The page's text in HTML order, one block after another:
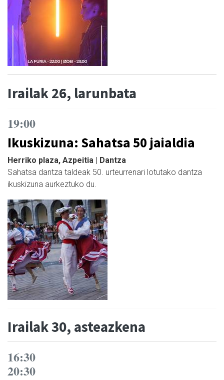
Irailak 26, larunbata
19:00
Ikuskizuna: Sahatsa 50 jaialdia
Herriko plaza, Azpeitia | Dantza
Sahatsa dantza taldeak 50. urteurrenari lotutako dantza
ikuskizuna aurkeztuko du.
Irailak 30, asteazkena
16:30
20:30